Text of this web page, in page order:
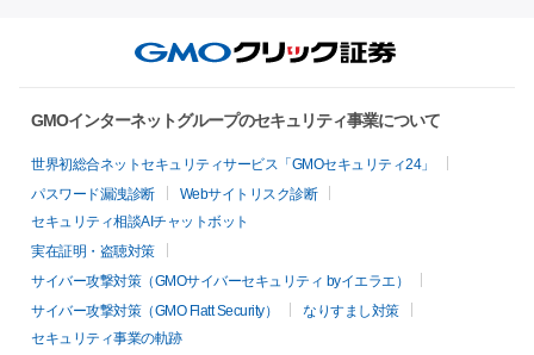
GMOインターネットグループのセキュリティ事業について
世界初総合ネットセキュリティサービス「GMOセキュリティ24」
パスワード漏洩診断
Webサイトリスク診断
セキュリティ相談AIチャットボット
実在証明・盗聴対策
サイバー攻撃対策（GMOサイバーセキュリティ byイエラエ）
サイバー攻撃対策（GMO Flatt Security）
なりすまし対策
セキュリティ事業の軌跡